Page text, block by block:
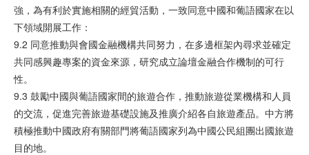
強，為有利於實施相關的經貿活動，一致同意中國和葡語國家在以
下領域開展工作：
9.2 同意推動與會國金融機構共同努力，在多邊框架內尋求並確定
共同感興趣專案的資金來源，研究成立論壇金融合作機制的可行
性。
9.3 鼓勵中國與葡語國家間的旅遊合作，推動旅遊從業機構和人員
的交流，促進完善旅遊基礎設施及推廣介紹各自旅遊產品。中方將
積極推動中國政府有關部門將葡語國家列為中國公民組團出國旅遊
目的地。